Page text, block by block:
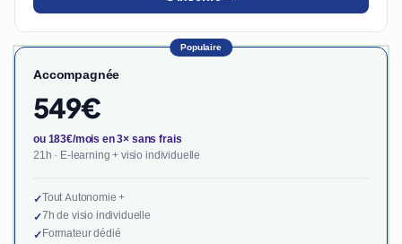
Populaire
Accompagnée
549€
ou 183€/mois en 3× sans frais
21h · E-learning + visio individuelle
✓Tout Autonomie +
✓7h de visio individuelle
✓Formateur dédié